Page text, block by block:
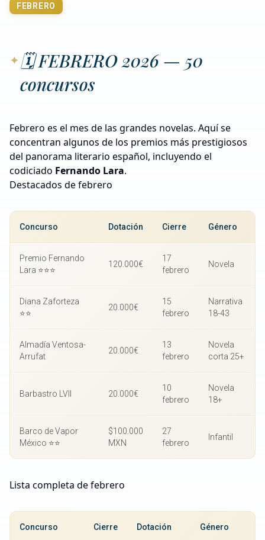
FEBRERO
🗓️ FEBRERO 2026 — 50
concursos
Febrero es el mes de las grandes novelas. Aquí se
concentran algunos de los premios más prestigiosos
del panorama literario español, incluyendo el
codiciado Fernando Lara.
Destacados de febrero
Concurso Dotación Cierre Género
Premio Fernando
Lara ⭐⭐⭐
120.000€
17
febrero
Novela
Diana Zaforteza
⭐⭐
20.000€
15
febrero
Narrativa
18-43
Almadía Ventosa-
Arrufat
20.000€
13
febrero
Novela
corta 25+
Barbastro LVII 20.000€
10
febrero
Novela
18+
Barco de Vapor
México ⭐⭐
$100.000
MXN
27
febrero
Infantil
Lista completa de febrero
Concurso Cierre Dotación Género